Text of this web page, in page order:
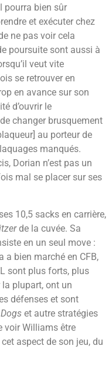
pourra bien sûr
et exécuter chez
ne pas voir cela
poursuite sont aussi à
veut vite
se retrouver en
en avance sur son
d’ouvrir le
changer brusquement
au porteur de
manqués.
Dorian n’est pas un
mal se placer sur ses
10,5 sacks en carrière,
de la cuvée. Sa
en un seul move :
a bien marché en CFB,
sont plus forts, plus
plupart, ont un
défenses et sont
et autre stratégies
voir Williams être
aspect de son jeu, du